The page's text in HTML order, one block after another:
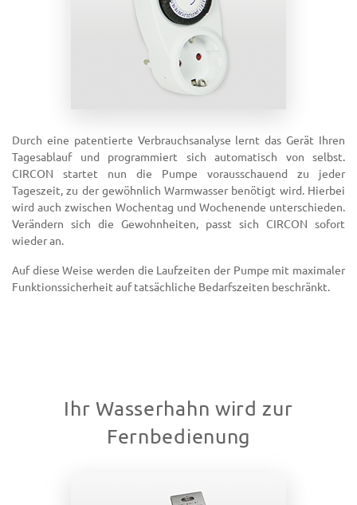
Durch eine patentierte Verbrauchsanalyse lernt das Gerät Ihren
Tagesablauf und programmiert sich automatisch von selbst.
CIRCON startet nun die Pumpe vorausschauend zu jeder
Tageszeit, zu der gewöhnlich Warmwasser benötigt wird. Hierbei
wird auch zwischen Wochentag und Wochenende unterschieden.
Verändern sich die Gewohnheiten, passt sich CIRCON sofort
wieder an.
Auf diese Weise werden die Laufzeiten der Pumpe mit maximaler
Funktionssicherheit auf tatsächliche Bedarfszeiten beschränkt.
Ihr Wasserhahn wird zur
Fernbedienung